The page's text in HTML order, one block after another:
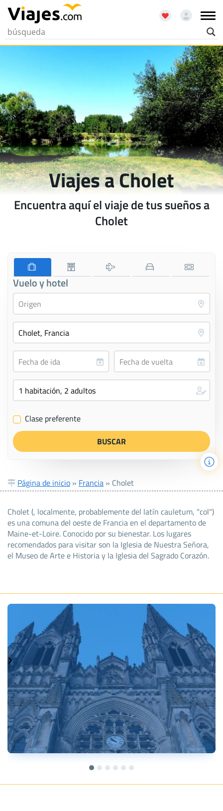
Viajes a Cholet
Encuentra aquí el viaje de tus sueños a
Cholet
Vuelo y hotel
✔ Clase preferente
Página de inicio » Francia » Cholet
Cholet (, localmente, probablemente del latín cauletum, "col")
es una comuna del oeste de Francia en el departamento de
Maine-et-Loire. Conocido por su bienestar. Los lugares
recomendados para visitar son la Iglesia de Nuestra Señora,
el Museo de Arte e Historia y la Iglesia del Sagrado Corazón.